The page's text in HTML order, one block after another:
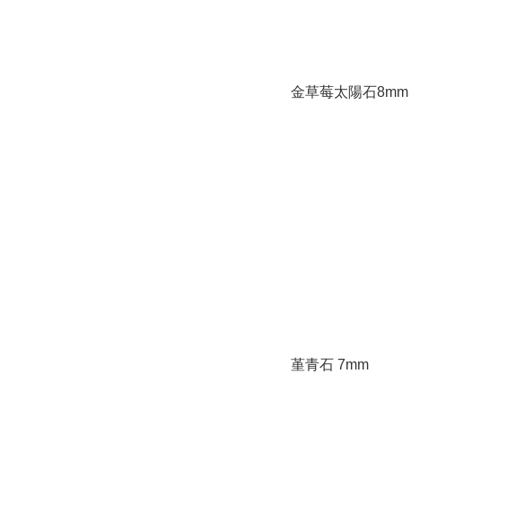
金草莓太陽石8mm
堇青石 7mm